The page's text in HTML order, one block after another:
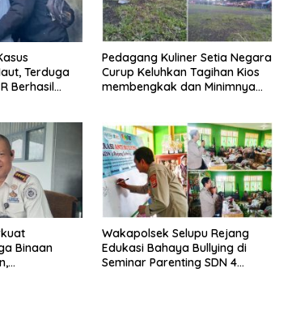
Terduga
Berhasil
Pedagang Kuliner Setia Negara
Curup Keluhkan Tagihan Kios
membengkak dan Minimnya
Binaan
Wakapolsek Selupu Rejang
Edukasi Bahaya Bullying di
Seminar Parenting SDN 4